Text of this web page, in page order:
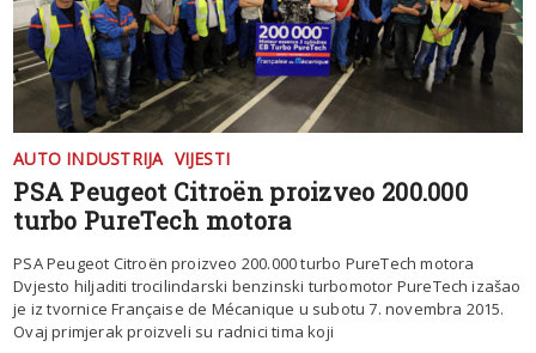
AUTO INDUSTRIJA VIJESTI
PSA Peugeot Citroën proizveo 200.000
turbo PureTech motora
PSA Peugeot Citroën proizveo 200.000 turbo PureTech motora
Dvjesto hiljaditi trocilindarski benzinski turbomotor PureTech izašao
je iz tvornice Française de Mécanique u subotu 7. novembra 2015.
Ovaj primjerak proizveli su radnici tima koji